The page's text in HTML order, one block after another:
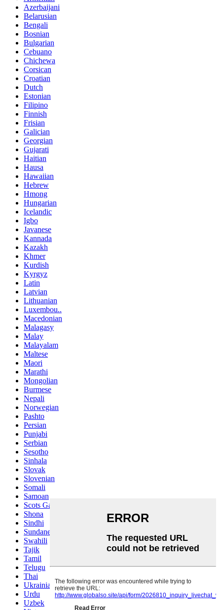
Azerbaijani
Belarusian
Bengali
Bosnian
Bulgarian
Cebuano
Chichewa
Corsican
Croatian
Dutch
Estonian
Filipino
Finnish
Frisian
Galician
Georgian
Gujarati
Haitian
Hausa
Hawaiian
Hebrew
Hmong
Hungarian
Icelandic
Igbo
Javanese
Kannada
Kazakh
Khmer
Kurdish
Kyrgyz
Latin
Latvian
Lithuanian
Luxembou..
Macedonian
Malagasy
Malay
Malayalam
Maltese
Maori
Marathi
Mongolian
Burmese
Nepali
Norwegian
Pashto
Persian
Punjabi
Serbian
Sesotho
Sinhala
Slovak
Slovenian
Somali
Samoan
Scots Gaelic
Shona
Sindhi
Sundanese
Swahili
Tajik
Tamil
Telugu
Thai
Ukrainian
Urdu
Uzbek